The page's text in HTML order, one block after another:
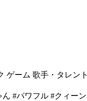
ゲーム 歌手・タレント
ん #パワフル #クィーン